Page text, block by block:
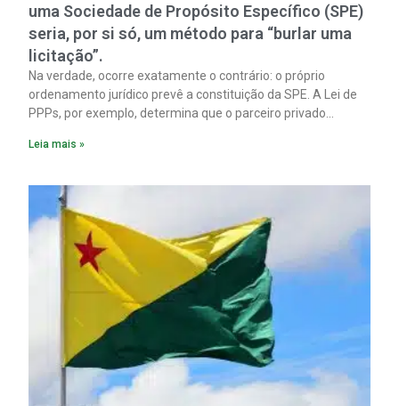
uma Sociedade de Propósito Específico (SPE)
seria, por si só, um método para “burlar uma
licitação”.
Na verdade, ocorre exatamente o contrário: o próprio
ordenamento jurídico prevê a constituição da SPE. A Lei de
PPPs, por exemplo, determina que o parceiro privado
empreendimento. Ou seja, a suposta “fraude à licitação” é
figura é facultativa e sujeita a uma escolha racional de
projeto a projeto.
Leia mais »